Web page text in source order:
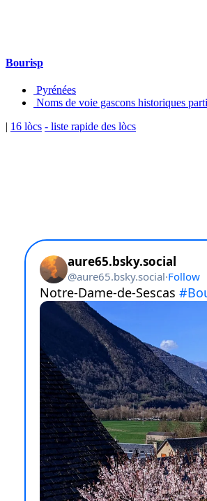
Bourisp
Pyrénées
Noms de voie gascons historiques
| 16 lòcs - liste rapide des lòcs